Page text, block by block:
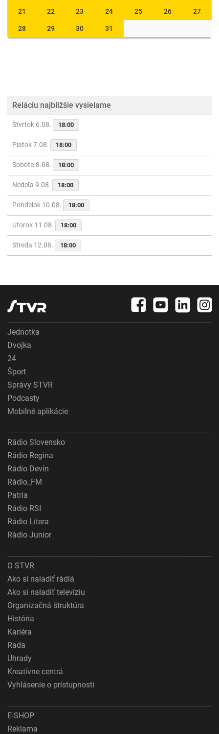
21 22 23 24 25 26 27
28 29 30 31
Reláciu najbližšie vysielame
Štvrtok 6.08. 18:00
Piatok 7.08. 18:00
Sobota 8.08. 18:00
Nedeľa 9.08. 18:00
Pondelok 10.08. 18:00
Utorok 11.08. 18:00
Streda 12.08. 18:00
Jednotka
Dvojka
24
Šport
Správy STVR
Podcasty
Mobilné aplikácie
Rádio Slovensko
Rádio Regina
Rádio Devín
Rádio_FM
Patria
Rádio RSI
Rádio Litera
Rádio Junior
O STVR
Ako si naladiť rádiá
Ako si naladiť televíziu
Organizačná štruktúra
História
Kariéra
Rada
Úhrady
Kreatívne centrá
Vyhlásenie o prístupnosti
E-SHOP
Reklama